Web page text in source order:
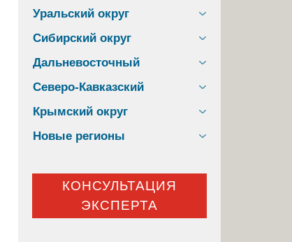
Уральский округ
Сибирский округ
Дальневосточный
Северо-Кавказский
Крымский округ
Новые регионы
КОНСУЛЬТАЦИЯ
ЭКСПЕРТА